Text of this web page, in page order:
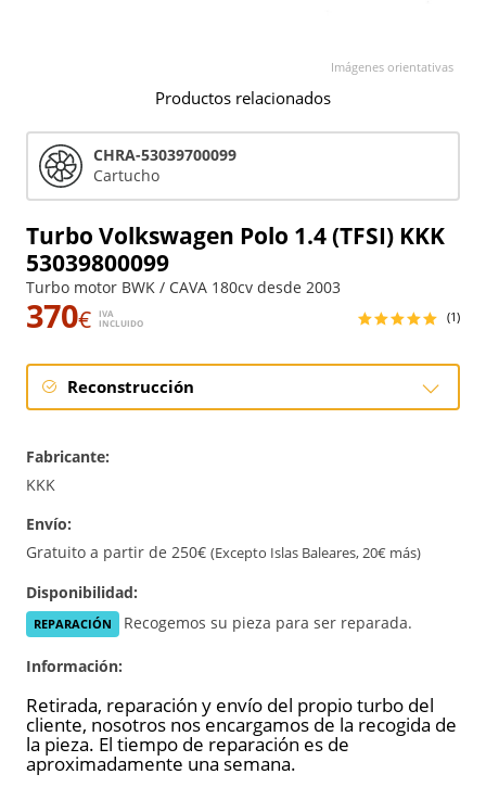
Turbo Volkswagen Polo 1.4 (TFSI) KKK
53039800099
Turbo motor BWK / CAVA 180cv desde 2003
370€
IVA
INCLUIDO
(1)
Reconstrucción
Fabricante:
KKK
Envío:
Gratuito a partir de 250€ (Excepto Islas Baleares, 20€ más)
Disponibilidad:
REPARACIÓN Recogemos su pieza para ser reparada.
Información:
Retirada, reparación y envío del propio turbo del
cliente, nosotros nos encargamos de la recogida de
la pieza. El tiempo de reparación es de
aproximadamente una semana.
Imágenes orientativas
Productos relacionados
CHRA-53039700099
Cartucho